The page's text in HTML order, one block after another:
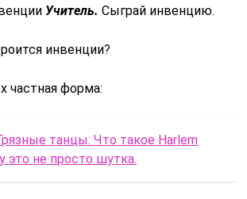
Учитель. Сыграй инвенцию.
инвенции?
частная форма:
танцы: Что такое Harlem
это не просто шутка.